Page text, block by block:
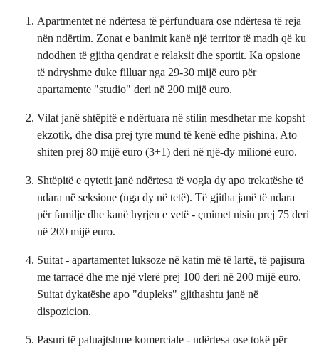
Apartmentet në ndërtesa të përfunduara ose ndërtesa të reja
nën ndërtim. Zonat e banimit kanë një territor të madh që ku
ndodhen të gjitha qendrat e relaksit dhe sportit. Ka opsione
të ndryshme duke filluar nga 29-30 mijë euro për
apartamente "studio" deri në 200 mijë euro.
Vilat janë shtëpitë e ndërtuara në stilin mesdhetar me kopsht
ekzotik, dhe disa prej tyre mund të kenë edhe pishina. Ato
shiten prej 80 mijë euro (3+1) deri në një-dy milionë euro.
Shtëpitë e qytetit janë ndërtesa të vogla dy apo trekatëshe të
ndara në seksione (nga dy në tetë). Të gjitha janë të ndara
për familje dhe kanë hyrjen e vetë - çmimet nisin prej 75 deri
në 200 mijë euro.
Suitat - apartamentet luksoze në katin më të lartë, të pajisura
me tarracë dhe me një vlerë prej 100 deri në 200 mijë euro.
Suitat dykatëshe apo "dupleks" gjithashtu janë në
dispozicion.
Pasuri të paluajtshme komerciale - ndërtesa ose tokë për